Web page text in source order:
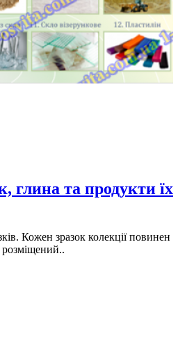
глина та продукти їх
Кожен зразок колекції повинен